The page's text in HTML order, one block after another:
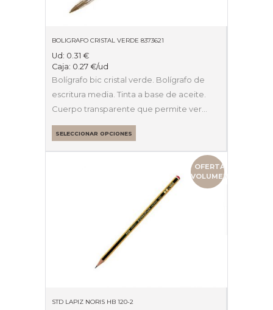
BOLIGRAFO CRISTAL VERDE 8373621
Ud: 0.31 €
Caja: 0.27 €/ud
Bolígrafo bic cristal verde. Bolígrafo de
escritura media. Tinta a base de aceite.
Cuerpo transparente que permite ver…
SELECCIONAR OPCIONES
OFERTA
VOLUMEN
STD LAPIZ NORIS HB 120-2